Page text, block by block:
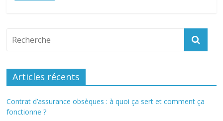
Articles récents
Contrat d’assurance obsèques : à quoi ça sert et comment ça
fonctionne ?